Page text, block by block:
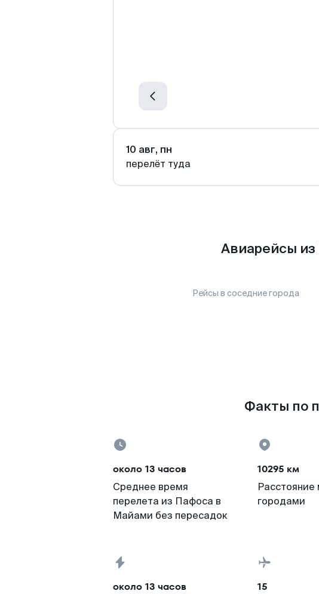
10 авг, пн
перелёт туда
Авиарейсы
Рейсы в соседние города
Факты по
около 13 часов
Среднее время
перелета из Пафоса в
Майами без пересадок
10295 км
городами
около 13 часов 15